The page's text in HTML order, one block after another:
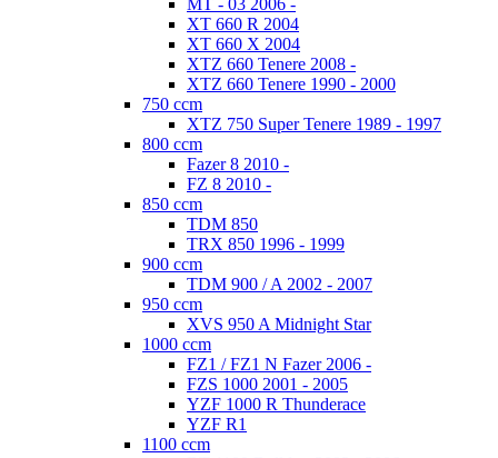
MT - 03 2006 -
XT 660 R 2004
XT 660 X 2004
XTZ 660 Tenere 2008 -
XTZ 660 Tenere 1990 - 2000
750 ccm
XTZ 750 Super Tenere 1989 - 1997
800 ccm
Fazer 8 2010 -
FZ 8 2010 -
850 ccm
TDM 850
TRX 850 1996 - 1999
900 ccm
TDM 900 / A 2002 - 2007
950 ccm
XVS 950 A Midnight Star
1000 ccm
FZ1 / FZ1 N Fazer 2006 -
FZS 1000 2001 - 2005
YZF 1000 R Thunderace
YZF R1
1100 ccm